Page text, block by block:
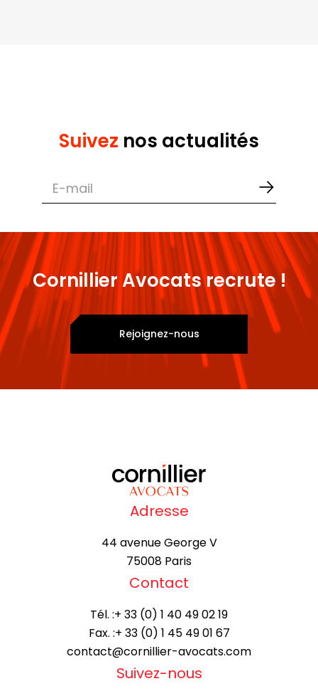
Suivez nos actualités
Cornillier Avocats recrute !
Rejoignez-nous
Adresse
44 avenue George V
75008 Paris
Contact
Tél. :+ 33 (0) 1 40 49 02 19
Fax. :+ 33 (0) 1 45 49 01 67
contact@cornillier-avocats.com
Suivez-nous